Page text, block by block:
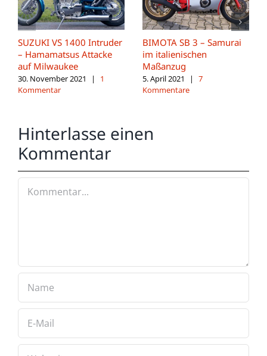
SUZUKI VS 1400 Intruder
– Hamamatsus Attacke
auf Milwaukee
30. November 2021 |
1
Kommentar
BIMOTA SB 3 – Samurai
im italienischen
Maßanzug
5. April 2021 |
7
Kommentare
Hinterlasse einen
Kommentar